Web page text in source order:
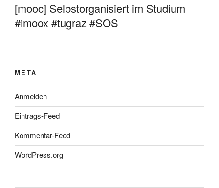
[mooc] Selbstorganisiert im Studium
#imoox #tugraz #SOS
META
Anmelden
Eintrags-Feed
Kommentar-Feed
WordPress.org